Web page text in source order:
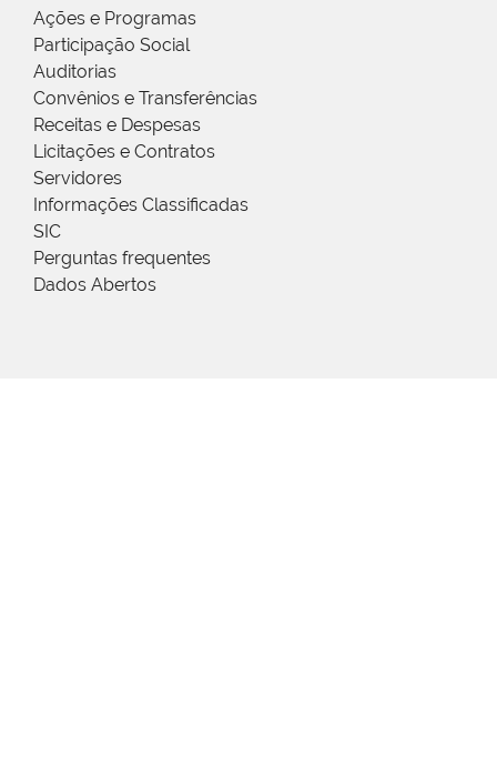
Ações e Programas
Participação Social
Auditorias
Convênios e Transferências
Receitas e Despesas
Licitações e Contratos
Servidores
Informações Classificadas
SIC
Perguntas frequentes
Dados Abertos